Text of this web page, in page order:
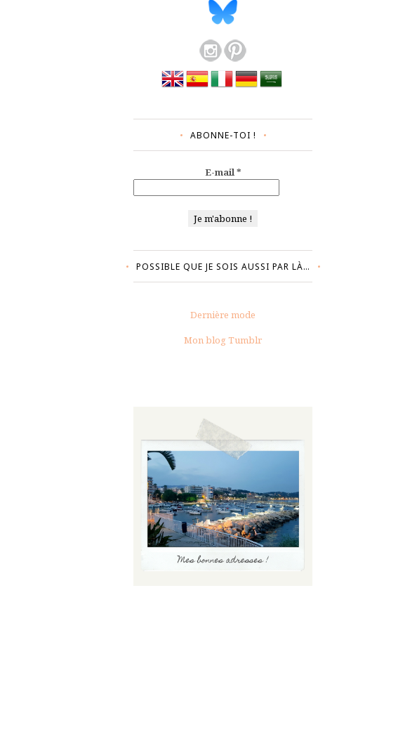
ABONNE-TOI !
E-mail*
POSSIBLE QUE JE SOIS AUSSI PAR LÀ…
Dernière mode
Mon blog Tumblr